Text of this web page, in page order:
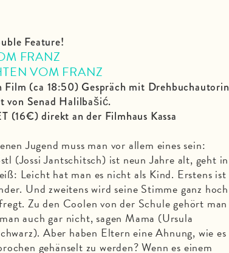
Feature!
FRANZ
VOM FRANZ
Film (ca 18:50) Gespräch mit Drehbuchautorin
von Senad Halilbašić.
(16€) direkt an der Filmhaus Kassa
Jugend muss man vor allem eines sein:
(Jossi Jantschitsch) ist neun Jahre alt, geht in
Leicht hat man es nicht als Kind. Erstens ist
Und zweitens wird seine Stimme ganz hoch
Zu den Coolen von der Schule gehört man
auch gar nicht, sagen Mama (Ursula
Aber haben Eltern eine Ahnung, wie es
gehänselt zu werden? Wenn es einem